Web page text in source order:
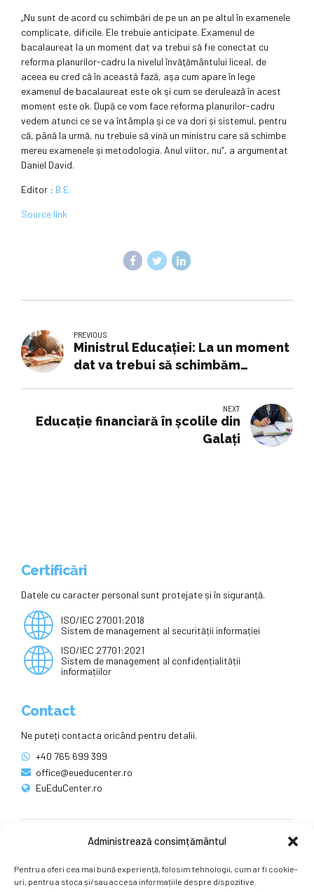
Administrează consimțământul
Pentru a oferi cea mai bună experiență, folosim tehnologii, cum ar fi cookie-
uri, pentru a stoca și/sau accesa informațiile despre dispozitive.
„Nu sunt de acord cu schimbări de pe un an pe altul în examenele
complicate, dificile. Ele trebuie anticipate. Examenul de
bacalaureat la un moment dat va trebui să fie conectat cu
reforma planurilor-cadru la nivelul învăţământului liceal, de
aceea eu cred că în această fază, aşa cum apare în lege
examenul de bacalaureat este ok şi cum se derulează în acest
moment este ok. După ce vom face reforma planurilor-cadru
vedem atunci ce se va întâmpla şi ce va dori şi sistemul, pentru
că, până la urmă, nu trebuie să vină un ministru care să schimbe
mereu examenele şi metodologia. Anul viitor, nu”, a argumentat
Daniel David.
Editor : B.E.
Source link
PREVIOUS
Ministrul Educației: La un moment
dat va trebui să schimbăm
NEXT
Educaţie financiară în școlile din
Galaţi
Certificări
Datele cu caracter personal sunt protejate și în siguranță.
ISO/IEC 27001:2018
Sistem de management al securității informației
ISO/IEC 27701:2021
Sistem de management al confidențialității
informațiilor
Contact
Ne puteți contacta oricând pentru detalii.
+40 765 699 399
office@eueducenter.ro
EuEduCenter.ro
Ne puteți găsi și pe rețelele sociale.